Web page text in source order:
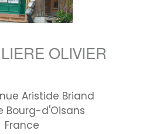
OLIVIER
Aristide Briand
Bourg-d'Oisans
France